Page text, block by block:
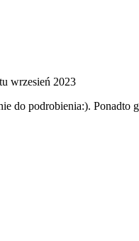
wrzesień 2023
do podrobienia:).